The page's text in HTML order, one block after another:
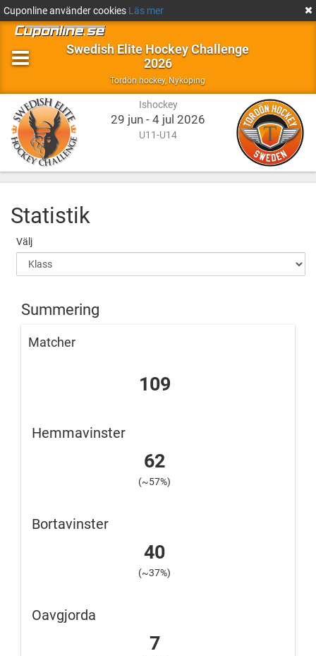
Cuponline använder cookies Läs mer
Swedish Elite Hockey Challenge
2026
Tordön hockey,Ishockey
NyköpingNyköping
Ishockey
29 jun - 4 jul 2026
U11-U14
Statistik
Välj
Summering
Matcher
109
Hemmavinster
62
(~57%)
Bortavinster
40
(~37%)
Oavgjorda
7